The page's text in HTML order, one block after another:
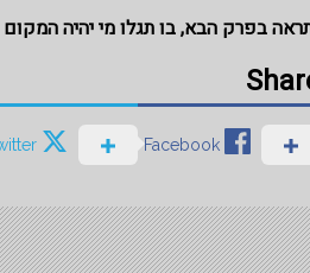
בפרק הבא, בו תגלו מי יהיה המקום ה-5 ברשימת המועמדים שלנו לשחקן
Facebook